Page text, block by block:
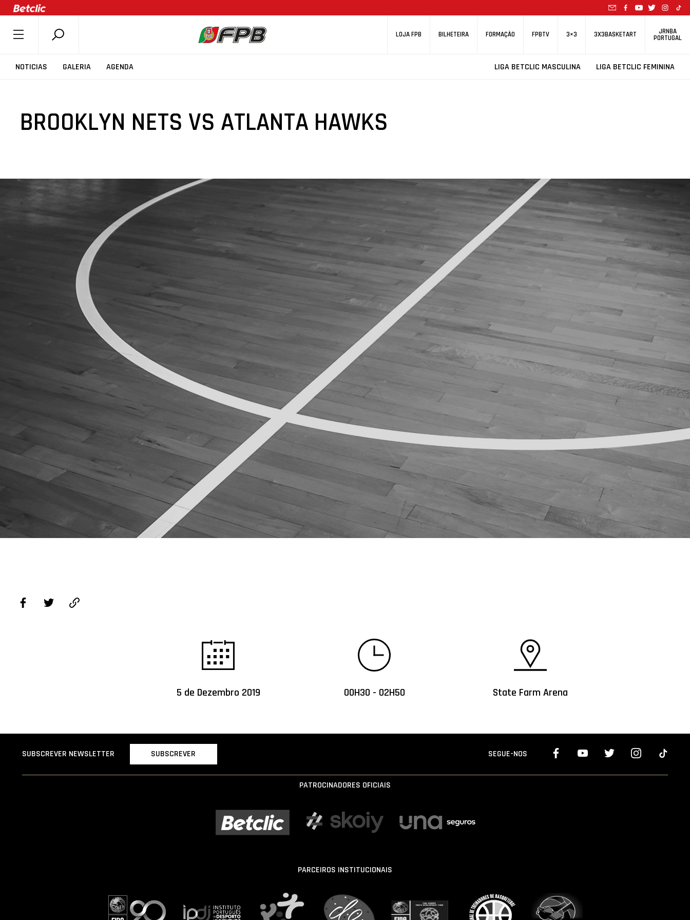
LOJA FPB BILHETEIRA FORMAÇÃO FPBTV 3×3 3X3BASKETART JRNBA
PORTUGAL
NOTICIAS GALERIA AGENDA LIGA BETCLIC MASCULINA LIGA BETCLIC FEMININA
SOBRE A FPB
COMPETIÇÕES
ASSOCIAÇÕES
AGENDA
MINIBASQUETE
ÁREA TÉCNICA
PROJETOS
BROOKLYN NETS VS ATLANTA HAWKS
5 de Dezembro 2019 00H30 - 02H50 State Farm Arena
SUBSCREVER NEWSLETTER SUBSCREVER SEGUE-NOS
PATROCINADORES OFICIAIS
PARCEIROS INSTITUCIONAIS